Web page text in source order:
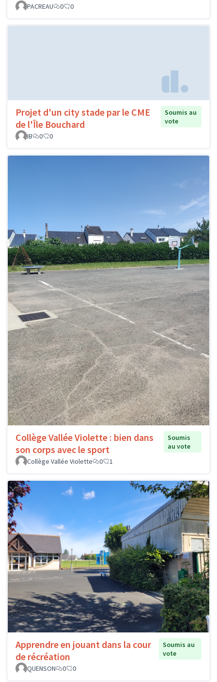
PACREAU 0 0
Projet d'un city stade par le CME
de l'Île Bouchard
Soumis au
vote
IB
0 0
Collège Vallée Violette : bien dans
son corps avec le sport
Soumis
au vote
Collège Vallée Violette
0 1
Apprendre en jouant dans la cour
de récréation
Soumis au
vote
QUENSON
0 0